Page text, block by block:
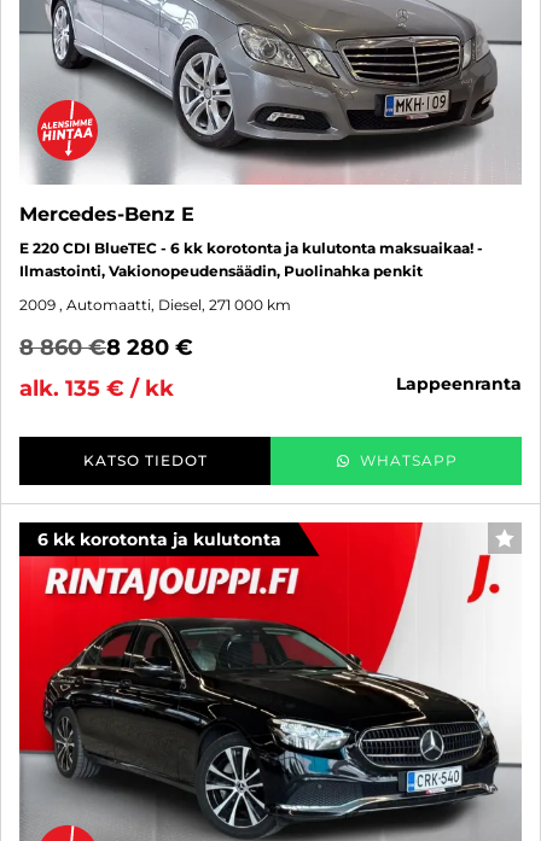
Mercedes-Benz E
E 220 CDI BlueTEC - 6 kk korotonta ja kulutonta maksuaikaa! -
Ilmastointi, Vakionopeudensäädin, Puolinahka penkit
2009 , Automaatti, Diesel, 271 000 km
8 860 €8 280 €
alk. 135 € / kk
lappeenranta
KATSO TIEDOT WHATSAPP
6 kk korotonta ja kulutonta